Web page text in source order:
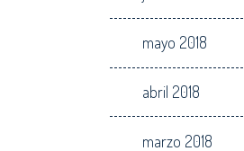
mayo 2018
abril 2018
marzo 2018